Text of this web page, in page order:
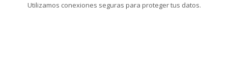
Utilizamos conexiones seguras para proteger tus datos.